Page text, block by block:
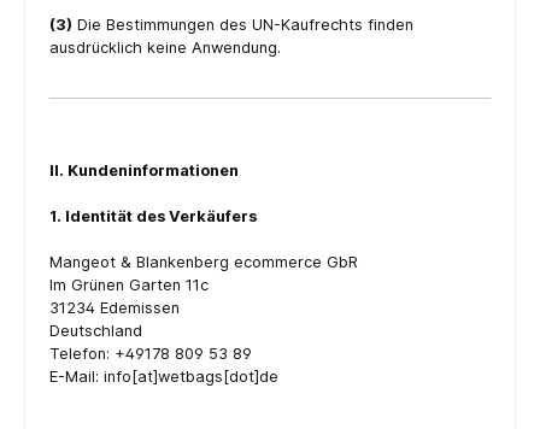
(3) Die Bestimmungen des UN-Kaufrechts finden
ausdrücklich keine Anwendung.
II. Kundeninformationen
1. Identität des Verkäufers
Mangeot & Blankenberg ecommerce GbR
Im Grünen Garten 11c
31234 Edemissen
Deutschland
Telefon: +49178 809 53 89
E-Mail: info[at]wetbags[dot]de